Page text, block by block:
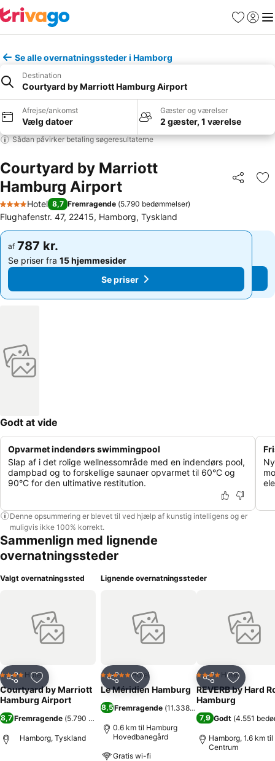
Favoritter
Log ind
Se alle overnatningssteder i Hamborg
Destination
Courtyard by Marriott Hamburg Airport
Afrejse/ankomst
Vælg datoer
Gæster og værelser
2 gæster, 1 værelse
Sådan påvirker betaling søgeresultaterne
Courtyard by Marriott
Hamburg Airport
Del
4 Stjerner
Hotel 8,7 Fremragende (5.790 bedømmelser)
Flughafenstr. 47, 22415, Hamborg, Tyskland
af 787 kr.
Se priser fra 15 hjemmesider
Se priser
af 787 kr.
Se priser fra 15 hjemmesider
Se priser
Godt at vide
Opvarmet indendørs swimmingpool
Slap af i det rolige wellnessområde med en indendørs pool,
dampbad og to forskellige saunaer opvarmet til 60°C og
90°C for den ultimative restitution.
Denne opsummering er blevet til ved hjælp af kunstig intelligens og er
muligvis ikke 100% korrekt.
Sammenlign med lignende
overnatningssteder
Valgt overnatningssted
Del Føj til favoritter
4 StjernerHotel
Courtyard by Marriott
Hamburg Airport
8,7 Fremragende (5.790 bedømmelser
Hamborg, Tyskland
Lignende overnatningssteder
Del Føj til favoritter
5 StjernerHotel
Le Méridien Hamburg
8,5Fremragende (11.338 bedømmelser
0.6 km til Hamburg
Hovedbanegård
Gratis wi-fi
Del Føj til
4 StjernerHotel
REVERB by Hard
Hamburg
7,9 Godt (4.551
Hamborg, 1.6 km til
Centrum